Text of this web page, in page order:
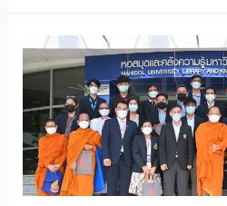
พระพุทธ
มนต์
ถวาย
พระพร
ชัยมงคล
สมเด็จ
พระนาง
เจ้า
สิ